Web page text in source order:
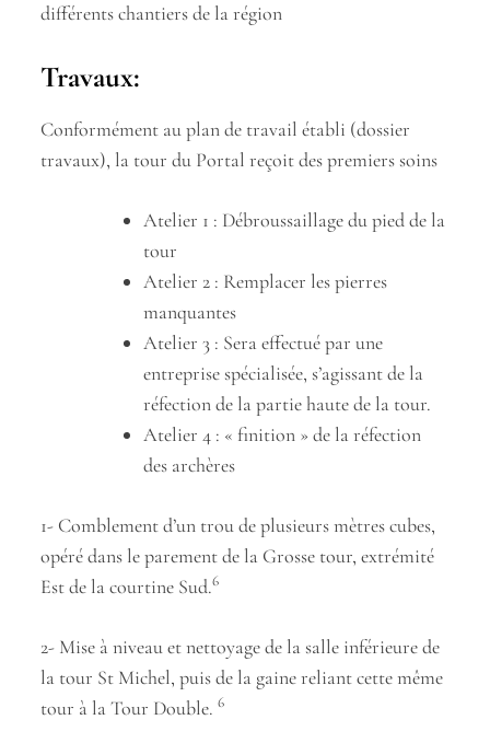
différents chantiers de la région
Travaux:
Conformément au plan de travail établi (dossier
travaux), la tour du Portal reçoit des premiers soins
Atelier 1 : Débroussaillage du pied de la
tour
Atelier 2 : Remplacer les pierres
manquantes
Atelier 3 : Sera effectué par une
entreprise spécialisée, s’agissant de la
réfection de la partie haute de la tour.
Atelier 4 : « finition » de la réfection
des archères
1- Comblement d’un trou de plusieurs mètres cubes,
opéré dans le parement de la Grosse tour, extrémité
Est de la courtine Sud.6
2- Mise à niveau et nettoyage de la salle inférieure de
la tour St Michel, puis de la gaine reliant cette même
tour à la Tour Double.6